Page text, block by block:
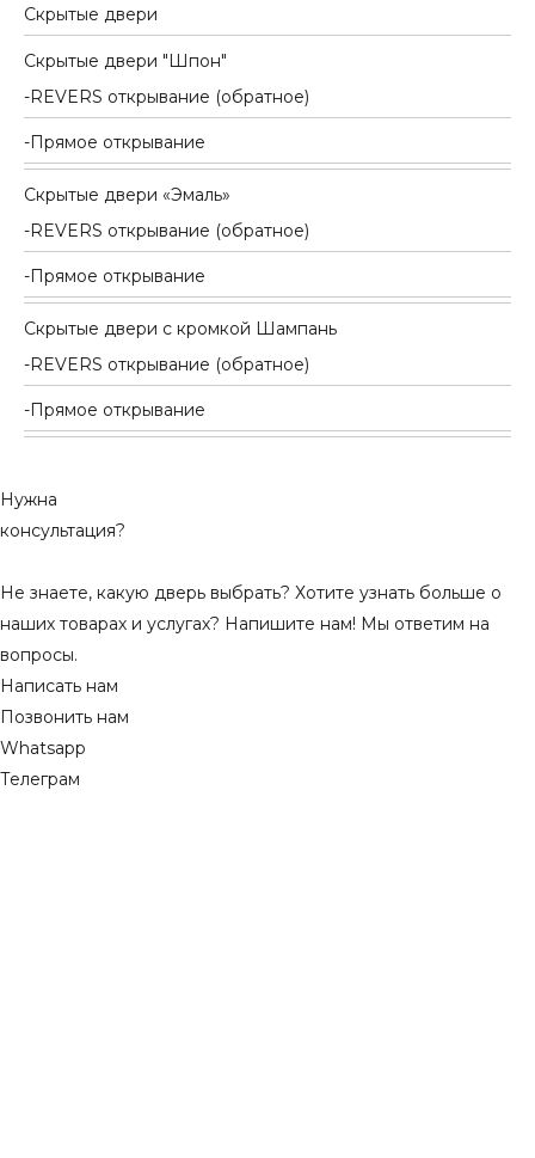
Скрытые двери
Скрытые двери "Шпон"
REVERS открывание (обратное)
Прямое открывание
Скрытые двери «Эмаль»
REVERS открывание (обратное)
Прямое открывание
Скрытые двери с кромкой Шампань
REVERS открывание (обратное)
Прямое открывание
Нужна
консультация?
Не знаете, какую дверь выбрать? Хотите узнать больше о
наших товарах и услугах? Напишите нам! Мы ответим на
вопросы.
Написать нам
Позвонить нам
Whatsapp
Телеграм